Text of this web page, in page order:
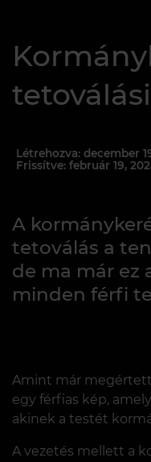
Létrehozva: december
Frissítve: február 19,
A
tetoválás a
de ma már ez
minden férfi
Amint már
egy férfias kép,
akinek a testét
A vezetés mellett a